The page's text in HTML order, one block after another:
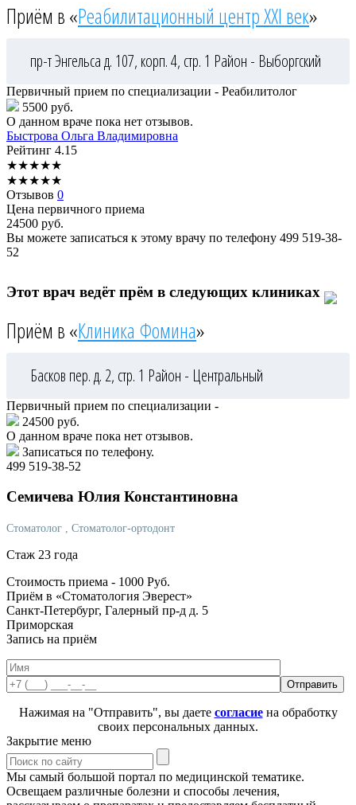
Приём в «Реабилитационный центр XXI век»
пр-т Энгельса д. 107, корп. 4, стр. 1 Район - Выборгский
Первичный прием по специализации - Реабилитолог
5500 руб.
О данном враче пока нет отзывов.
Быстрова Ольга Владимировна
Рейтинг 4.15
★★★★★
★★★★★
Отзывов 0
Цена первичного приема
24500 руб.
Вы можете записаться к этому врачу по телефону 499 519-38-
52
Этот врач ведёт прём в следующих клиниках
Приём в «Клиника Фомина»
Басков пер. д. 2, стр. 1 Район - Центральный
Первичный прием по специализации -
24500 руб.
О данном враче пока нет отзывов.
Записаться по телефону.
499 519-38-52
Семичева Юлия Константиновна
Стоматолог , Стоматолог-ортодонт
Стаж 23 года
Стоимость приема - 1000 Руб.
Приём в «Стоматология Эверест»
Санкт-Петербург, Галерный пр-д д. 5
Приморская
Запись на приём
Нажимая на "Отправить", вы даете согласиена обработку
своих персональных данных.
Закрытие меню
Мы самый большой портал по медицинской тематике.
Освещаем различные болезни и способы лечения,